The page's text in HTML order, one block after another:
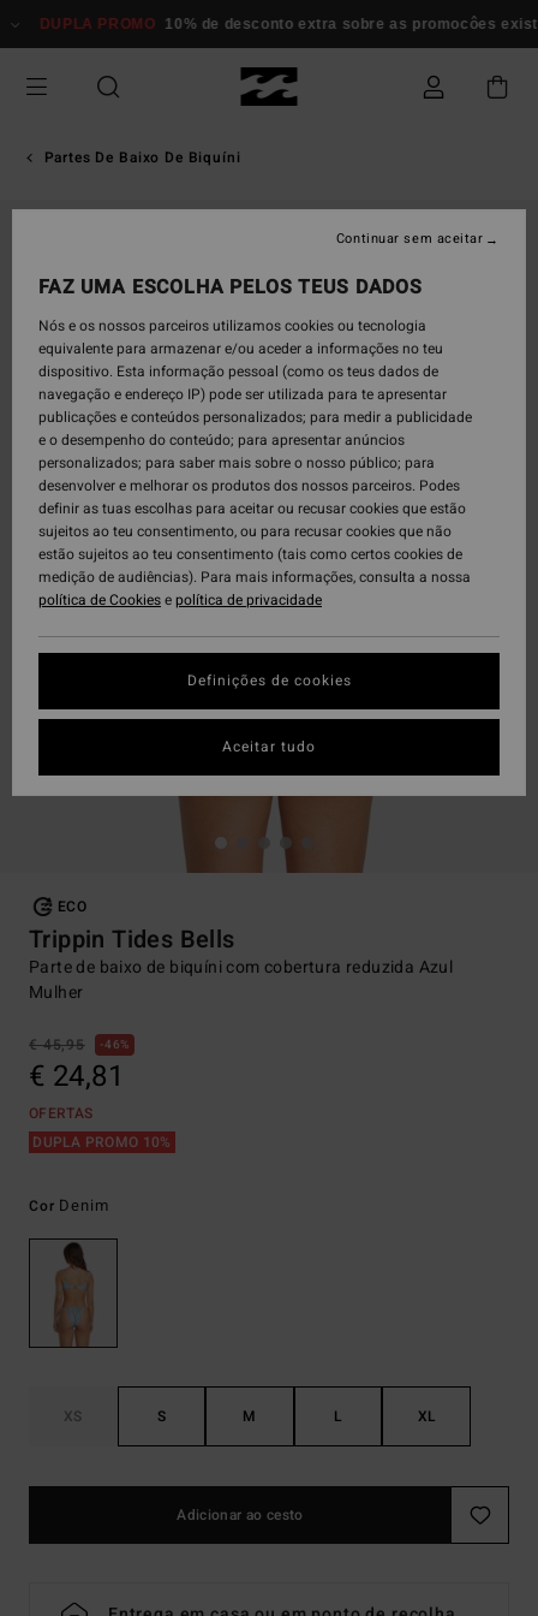
para
informação
DUPLA PROMO 10% de desconto extra sobre as promocôes
Partes De Baixo De Biquíni
ECO
Trippin Tides Bells
Parte de baixo de biquíni com cobertura reduzida Azul
Mulher
€ 45,95 46%
€ 24,81
OFERTAS
DUPLA PROMO 10%
Cor Denim
XS S M L XL
Adicionar ao cesto
FAZ UMA ESCOLHA PELOS TEUS DADOS
Nós e os nossos parceiros utilizamos cookies ou tecnologia
equivalente para armazenar e/ou aceder a informações no teu
dispositivo. Esta informação pessoal (como os teus dados de
navegação e endereço IP) pode ser utilizada para te apresentar
publicações e conteúdos personalizados; para medir a publicidade
e o desempenho do conteúdo; para apresentar anúncios
personalizados; para saber mais sobre o nosso público; para
desenvolver e melhorar os produtos dos nossos parceiros. Podes
definir as tuas escolhas para aceitar ou recusar cookies que estão
sujeitos ao teu consentimento, ou para recusar cookies que não
estão sujeitos ao teu consentimento (tais como certos cookies de
medição de audiências). Para mais informações, consulta a nossa
política de Cookiesepolítica de privacidade
Definições de cookies
Continuar sem aceitar
Aceitar tudo